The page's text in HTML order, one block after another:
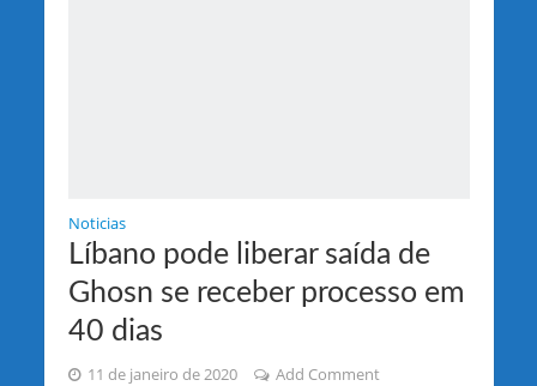
Noticias
Líbano pode liberar saída de
Ghosn se receber processo em
40 dias
11 de janeiro de 2020 Add Comment